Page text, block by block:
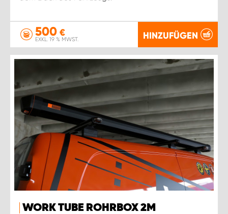
500 €
EXKL. 19 % MWST. HINZUFÜGEN
WORK TUBE ROHRBOX 2M